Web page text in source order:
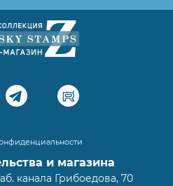
и магазина
канала Грибоедова, 70